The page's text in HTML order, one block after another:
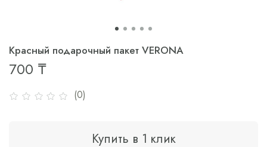
(0)
Красный подарочный пакет VERONA
700 ₸
Купить в 1 клик